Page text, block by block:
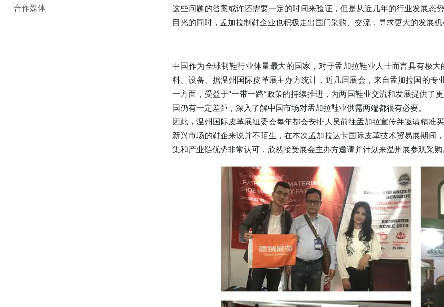
合作媒体
这些问题的答案或许还需要一定的时间来验证，但是从近几年的行业发展态
目光的同时，孟加拉制鞋企业也积极走出国门采购、交流，寻求更大的发展机
中国作为全球制鞋行业体量最大的国家，对于孟加拉鞋业人士而言具有极
料、设备。据温州国际皮革展主办方统计，近几届展会，来自孟加拉国的
一方面，受益于“一带一路”政策的持续推进，为两国鞋业交流和发展提供了
国仍有一定差距，深入了解中国市场对孟加拉鞋业供需两端都很有必要。
因此，温州国际皮革展组委会每年都会安排人员前往孟加拉宣传并邀请精准
新兴市场的鞋企来说并不陌生，在本次孟加拉达卡国际皮革技术贸易展期间
集和产业链优势非常认可，欣然接受展会主办方邀请并计划来温州展参观采购